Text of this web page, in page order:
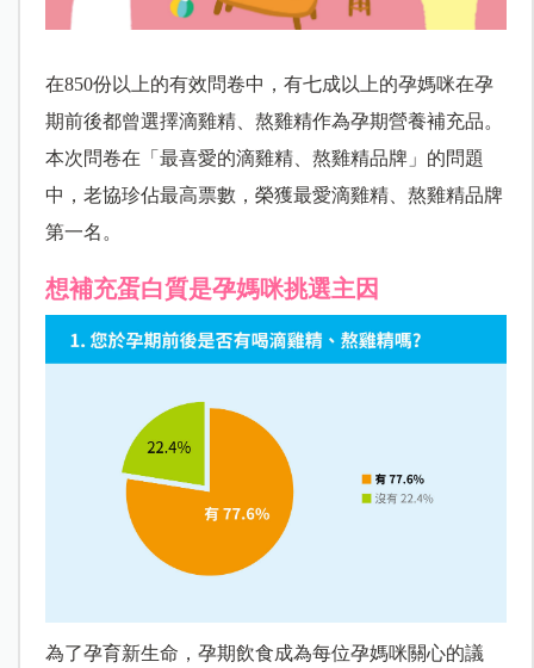
在850份以上的有效問卷中，有七成以上的孕媽咪在孕
期前後都曾選擇滴雞精、熬雞精作為孕期營養補充品。
本次問卷在「最喜愛的滴雞精、熬雞精品牌」的問題
中，老協珍佔最高票數，榮獲最愛滴雞精、熬雞精品牌
第一名。
想補充蛋白質是孕媽咪挑選主因
為了孕育新生命，孕期飲食成為每位孕媽咪關心的議